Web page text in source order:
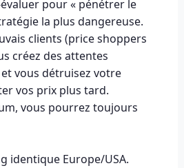
pour « pénétrer le
la plus dangereuse.
clients (price shoppers
créez des attentes
vous détruisez votre
vos prix plus tard.
vous pourrez toujours
identique Europe/USA.